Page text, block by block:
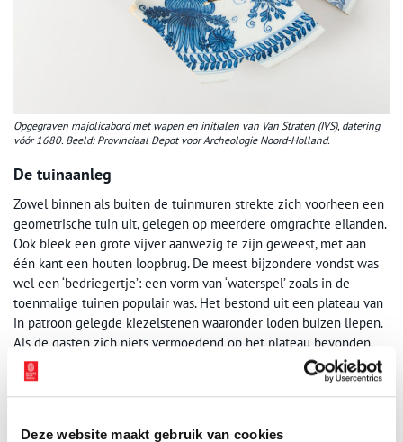
Deze website maakt gebruik van cookies
Opgegraven majolicabord met wapen en initialen van Van Straten (IVS), datering
vóór 1680. Beeld: Provinciaal Depot voor Archeologie Noord-Holland.
De tuinaanleg
Zowel binnen als buiten de tuinmuren strekte zich voorheen een
geometrische tuin uit, gelegen op meerdere omgrachte eilanden.
Ook bleek een grote vijver aanwezig te zijn geweest, met aan
één kant een houten loopbrug. De meest bijzondere vondst was
wel een ‘bedriegertje’: een vorm van ‘waterspel’ zoals in de
toenmalige tuinen populair was. Het bestond uit een plateau van
in patroon gelegde kiezelstenen waaronder loden buizen liepen.
Als de gasten zich niets vermoedend op het plateau bevonden,
stelde men onverhoeds de fonteintjes in werking, wat tot veel
hilariteit leidde.